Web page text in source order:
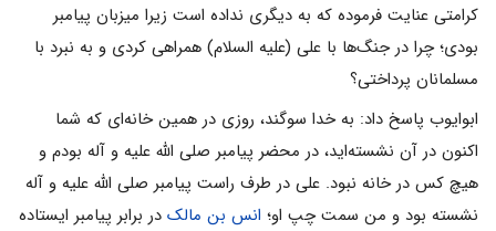
کرامتی عنایت فرموده که به دیگری نداده است زیرا میزبان پیامبر
بودی؛ چرا در جنگ‌ها با علی (علیه السلام) همراهی کردی و به نبرد با
مسلمانان پرداختی؟
ابوایوب پاسخ داد: به خدا سوگند، روزی در همین خانه‌ای که شما
اکنون در آن نشسته‌اید، در محضر پیامبر صلی الله علیه و آله بودم و
هیچ کس در خانه نبود. علی در طرف راست پیامبر صلی الله علیه و آله
نشسته بود و من سمت چپ او؛ انس بن مالک در برابر پیامبر ایستاده